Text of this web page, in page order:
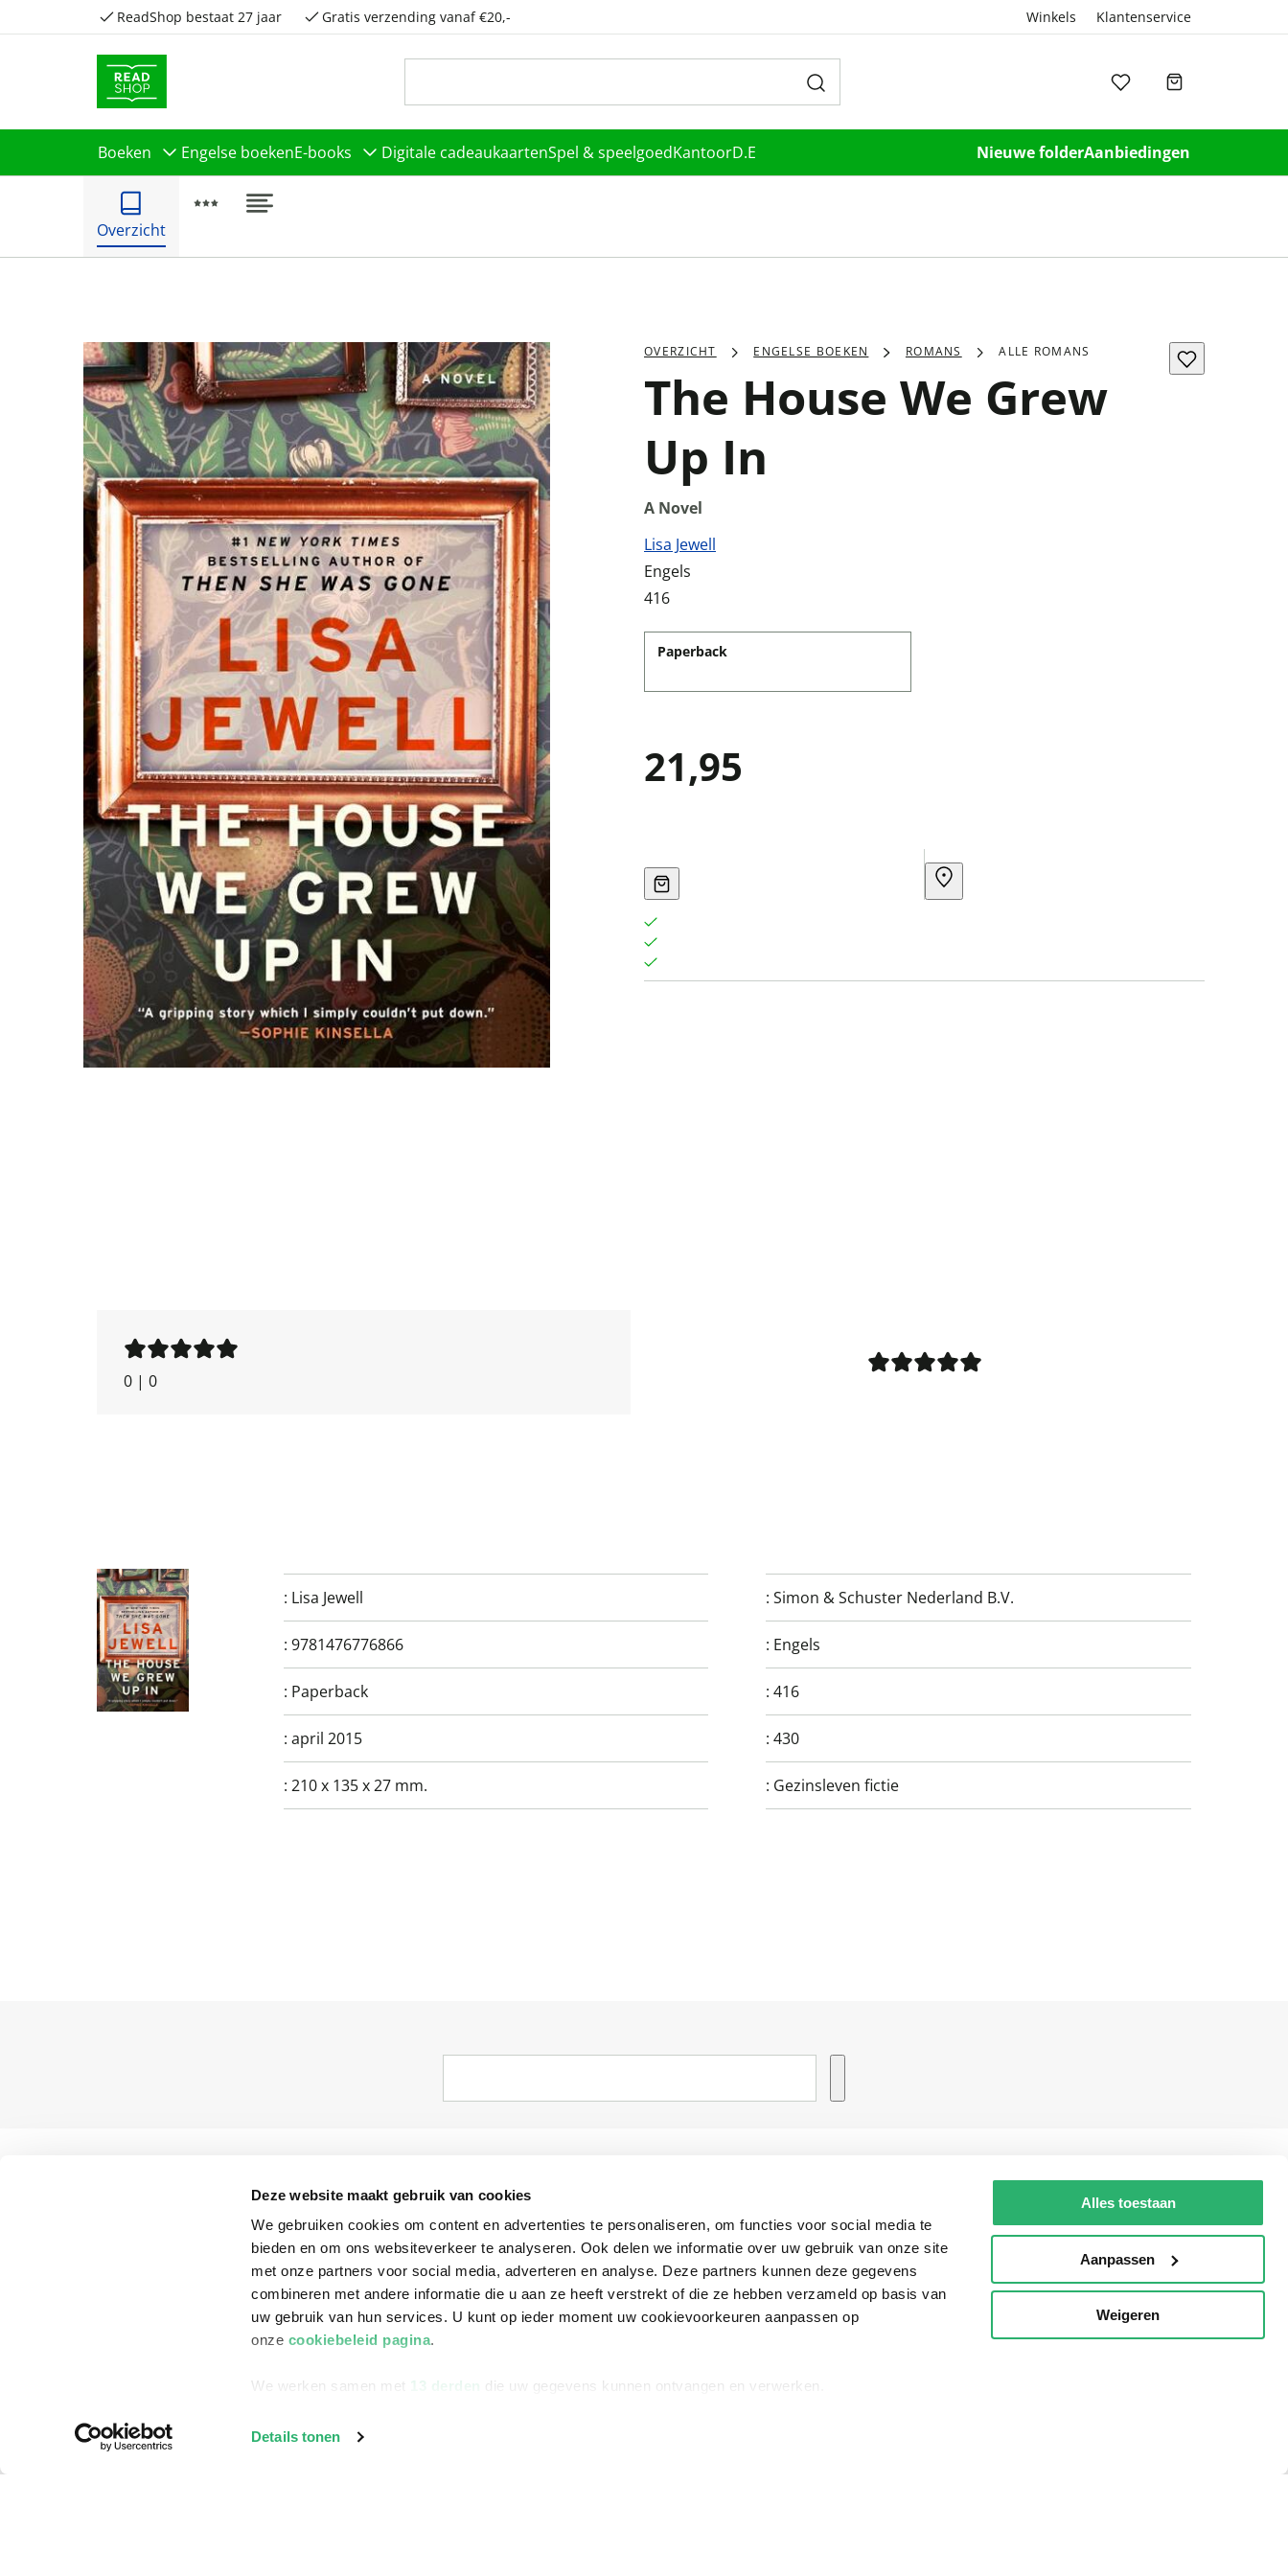
Deze website maakt gebruik van cookies
We gebruiken cookies om content en advertenties te personaliseren, om functies voor social media te
bieden en om ons websiteverkeer te analyseren. Ook delen we informatie over uw gebruik van onze site
met onze partners voor social media, adverteren en analyse. Deze partners kunnen deze gegevens
combineren met andere informatie die u aan ze heeft verstrekt of die ze hebben verzameld op basis van
uw gebruik van hun services. U kunt op ieder moment uw cookievoorkeuren aanpassen op
onze cookiebeleid pagina.
We werken samen met 13 derden die uw gegevens kunnen ontvangen en verwerken.
Details tonen
Alles toestaan
Aanpassen
Weigeren
ReadShop bestaat 27 jaar Gratis verzending vanaf €20,- Winkels Klantenservice
Boeken Engelse boekenE-books Digitale cadeaukaartenSpel & speelgoedKantoorD.E Nieuwe folderAanbiedingen
Overzicht
OVERZICHT ENGELSE BOEKEN ROMANS ALLE ROMANS
The House We Grew
Up In
A Novel
Lisa Jewell
Engels
416
Paperback
21,95
0 | 0
: Lisa Jewell :Simon & Schuster Nederland B.V.
: 9781476776866 : Engels
: Paperback :416
: april 2015 :430
: 210 x 135 x 27 mm. : Gezinsleven fictie
Bestellen
Bezorging
Betalen
Veelgestelde vragen
Over ons
Vacatures
Winkels en openingstijden
Instagram
helpdesk@readshop.nl
088 - 133 84 32